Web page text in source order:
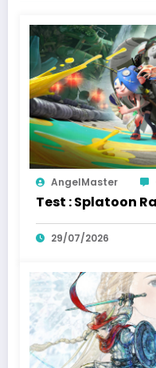
AngelMaster
Test : Splatoon
29/07/2026